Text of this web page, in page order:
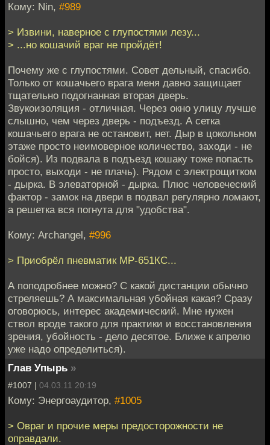
Кому: Nin, #989
> Извини, наверное с глупостями лезу...
> ...но кошачий враг не прoйдёт!
Почему же с глупостями. Совет дельный, спасибо.
Только от кошачьего врага меня давно защищает
тщательно подогнанная вторая дверь.
Звукоизоляция - отличная. Через окно улицу лучше
слышно, чем через дверь - подъезд. А сетка
кошачьего врага не остановит, нет. Дыр в цокольном
этаже просто неимоверное количество, заходи - не
бойся). Из подвала в подъезд кошаку тоже попасть
просто, выходи - не плачь). Рядом с электрощитком
- дырка. В элеваторной - дырка. Плюс человеческий
фактор - замок на двери в подвал регулярно ломают,
а решетка вся погнута для "удобства".
Кому: Archangel, #996
> Приобрёл пневматик МР-651КС...
А поподробнее можно? С какой дистанции обычно
стреляешь? А максимальная убойная какая? Сразу
оговорюсь, интерес академический. Мне нужен
ствол вроде такого для практики и восстановления
зрения, убойность - дело десятое. Ближе к апрелю
уже надо определиться).
Глав Упырь »
#1007 | 04.03.11 20:19
Кому: Энергоаудитор, #1005
> Овраг и прочие меры предосторожности не
оправдали.